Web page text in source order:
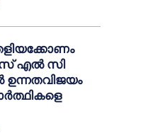
എൽ സി